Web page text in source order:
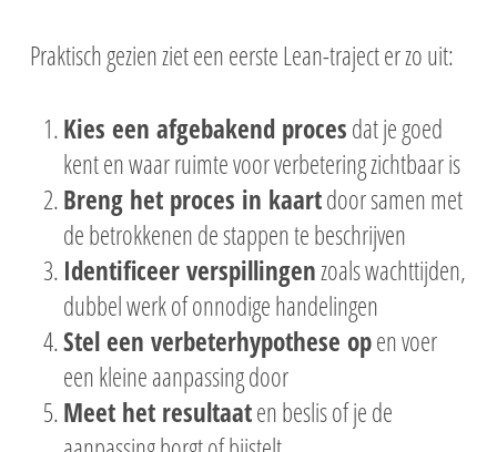
Praktisch gezien ziet een eerste Lean-traject er zo uit:
Kies een afgebakend procesdat je goed
kent en waar ruimte voor verbetering zichtbaar is
Breng het proces in kaartdoor samen met
de betrokkenen de stappen te beschrijven
Identificeer verspillingenzoals wachttijden,
dubbel werk of onnodige handelingen
Stel een verbeterhypothese open voer
een kleine aanpassing door
Meet het resultaaten beslis of je de